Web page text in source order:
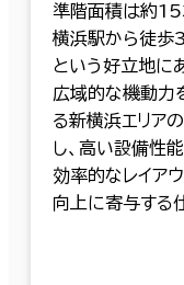
準階面積は約
横浜駅から徒歩
という好立地に
広域的な機動力
る新横浜エリア
し、高い設備性
効率的なレイア
向上に寄与する